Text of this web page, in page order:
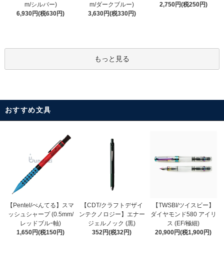
m/シルバー)
6,930円(税630円)
m/ダークブルー)
3,630円(税330円)
2,750円(税250円)
もっと見る
おすすめ文具
【Pentel/ぺんてる】スマ
ッシュシャープ (0.5mm/
レッドブルｰ軸)
1,650円(税150円)
【CDT/クラフトデザイ
ンテクノロジー】エナー
ジェルノック (黒)
352円(税32円)
【TWSBI/ツイスビー】
ダイヤモンド580 アイリ
ス (EF/極細)
20,900円(税1,900円)